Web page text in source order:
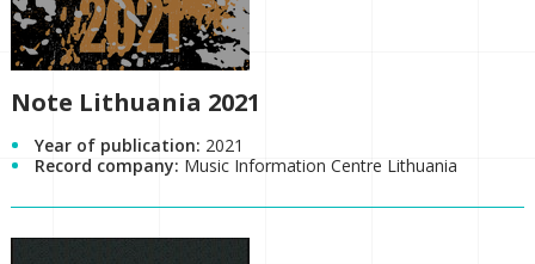
Note Lithuania 2021
Year of publication: 2021
Record company: Music Information Centre Lithuania